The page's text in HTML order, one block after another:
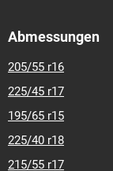
Abmessungen
205/55 r16
225/45 r17
195/65 r15
225/40 r18
215/55 r17